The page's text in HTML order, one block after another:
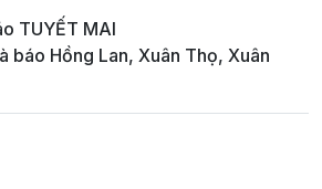
TUYẾT MAI
báo Hồng Lan, Xuân Thọ, Xuân